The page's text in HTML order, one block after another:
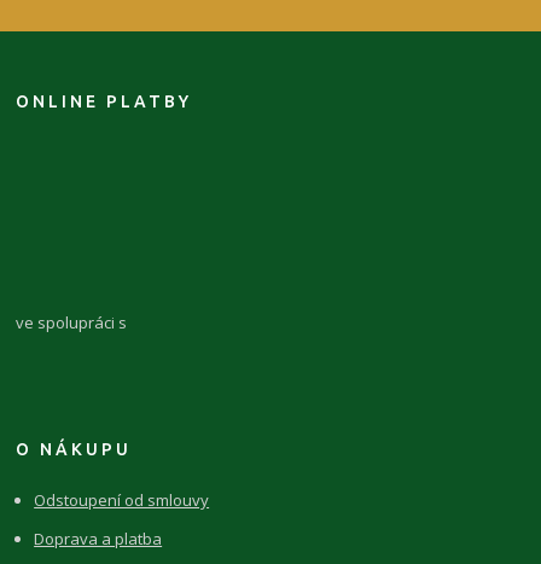
ONLINE PLATBY
ve spolupráci s
O NÁKUPU
Odstoupení od smlouvy
Doprava a platba